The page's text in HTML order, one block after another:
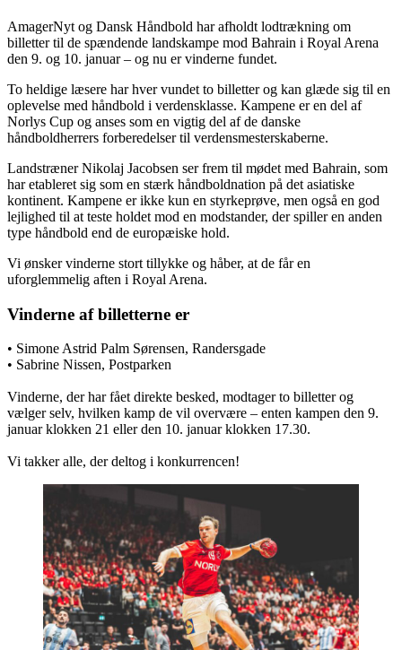
AmagerNyt og Dansk Håndbold har afholdt lodtrækning om
billetter til de spændende landskampe mod Bahrain i Royal Arena
den 9. og 10. januar – og nu er vinderne fundet.
To heldige læsere har hver vundet to billetter og kan glæde sig til en
oplevelse med håndbold i verdensklasse. Kampene er en del af
Norlys Cup og anses som en vigtig del af de danske
håndboldherrers forberedelser til verdensmesterskaberne.
Landstræner Nikolaj Jacobsen ser frem til mødet med Bahrain, som
har etableret sig som en stærk håndboldnation på det asiatiske
kontinent. Kampene er ikke kun en styrkeprøve, men også en god
lejlighed til at teste holdet mod en modstander, der spiller en anden
type håndbold end de europæiske hold.
Vi ønsker vinderne stort tillykke og håber, at de får en
uforglemmelig aften i Royal Arena.
Vinderne af billetterne er
• Simone Astrid Palm Sørensen, Randersgade
• Sabrine Nissen, Postparken
Vinderne, der har fået direkte besked, modtager to ­billetter og
vælger selv, hvilken kamp de vil overvære – enten kampen den 9.
januar klokken 21 eller den 10. januar klokken 17.30.
Vi takker alle, der deltog i konkurrencen!